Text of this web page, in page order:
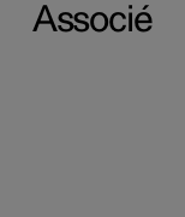
Associé